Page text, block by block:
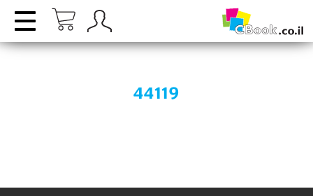
44119